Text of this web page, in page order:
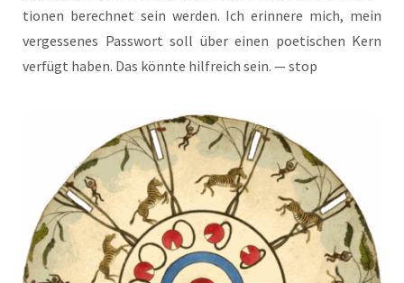
tio­nen berech­net sein wer­den. Ich erin­ne­re mich, mein
ver­ges­se­nes Pass­wort soll über einen poe­ti­schen Kern
ver­fügt haben. Das könn­te hilf­reich sein. — stop